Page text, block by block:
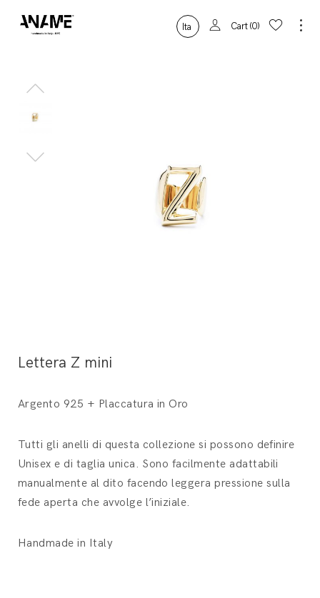
Ita Cart 0
Lettera Z mini
Argento 925 + Placcatura in Oro
Tutti gli anelli di questa collezione si possono definire
Unisex e di taglia unica. Sono facilmente adattabili
manualmente al dito facendo leggera pressione sulla
fede aperta che avvolge l’iniziale.
Handmade in Italy